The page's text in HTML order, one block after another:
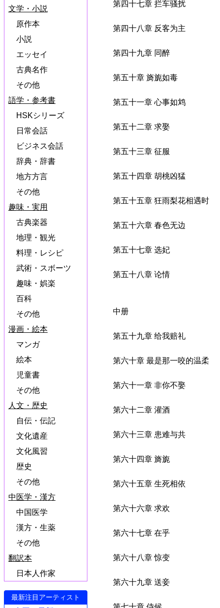
文学・小説
原作本
小説
エッセイ
古典名作
その他
語学・参考書
HSKシリーズ
日常会話
ビジネス会話
辞典・辞書
地方方言
その他
趣味・実用
古典楽器
地理・観光
料理・レシピ
武術・スボーツ
趣味・娯楽
百科
その他
漫画・絵本
マンガ
絵本
児童書
その他
人文・歴史
自伝・伝記
文化遺産
文化風習
歴史
その他
中医学・漢方
中国医学
漢方・生薬
その他
翻訳本
日本人作家
最新注目アーティスト
第四十七章 拦车骚扰
第四十八章 反客为主
第四十九章 同醉
第五十章 旖旎如毒
第五十一章 心事如鸩
第五十二章 求娶
第五十三章 征服
第五十四章 胡桃凶猛
第五十五章 狂雨梨花相遇时
第五十六章 春色无边
第五十七章 选妃
第五十八章 论情
中册
第五十九章 给我赔礼
第六十章 最是那一咬的温柔
第六十一章 非你不娶
第六十二章 灌酒
第六十三章 患难与共
第六十四章 旖旎
第六十五章 生死相依
第六十六章 求欢
第六十七章 在乎
第六十八章 惊变
第六十九章 送妾